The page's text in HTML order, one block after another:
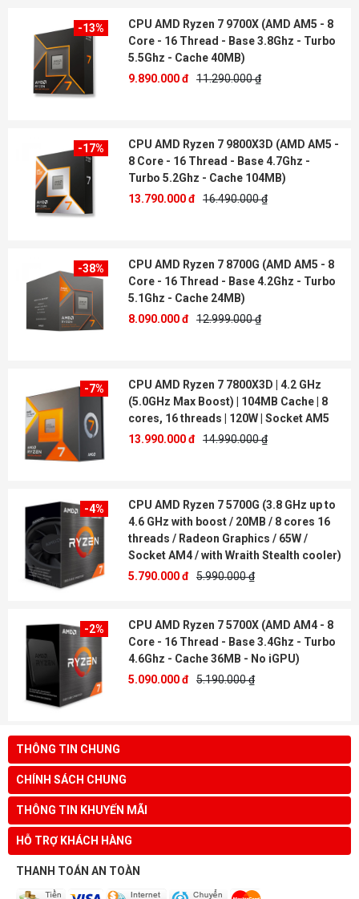
-13%
CPU AMD Ryzen 7 9700X (AMD AM5 - 8
Core - 16 Thread - Base 3.8Ghz - Turbo
5.5Ghz - Cache 40MB)
9.890.000 đ 11.290.000 ₫
-17%
CPU AMD Ryzen 7 9800X3D (AMD AM5 -
8 Core - 16 Thread - Base 4.7Ghz -
Turbo 5.2Ghz - Cache 104MB)
13.790.000 đ 16.490.000 ₫
-38%
CPU AMD Ryzen 7 8700G (AMD AM5 - 8
Core - 16 Thread - Base 4.2Ghz - Turbo
5.1Ghz - Cache 24MB)
8.090.000 đ 12.999.000 ₫
-7%
CPU AMD Ryzen 7 7800X3D | 4.2 GHz
(5.0GHz Max Boost) | 104MB Cache | 8
cores, 16 threads | 120W | Socket AM5
13.990.000 đ 14.990.000 ₫
-4%
CPU AMD Ryzen 7 5700G (3.8 GHz up to
4.6 GHz with boost / 20MB / 8 cores 16
threads / Radeon Graphics / 65W /
Socket AM4 / with Wraith Stealth cooler)
5.790.000 đ 5.990.000 ₫
-2%
CPU AMD Ryzen 7 5700X (AMD AM4 - 8
Core - 16 Thread - Base 3.4Ghz - Turbo
4.6Ghz - Cache 36MB - No iGPU)
5.090.000 đ 5.190.000 ₫
THÔNG TIN CHUNG
CHÍNH SÁCH CHUNG
THÔNG TIN KHUYẾN MÃI
HỖ TRỢ KHÁCH HÀNG
THANH TOÁN AN TOÀN